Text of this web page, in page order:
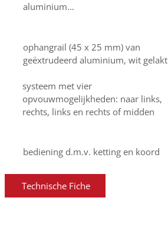
aluminium…
ophangrail (45 x 25 mm) van
geëxtrudeerd aluminium, wit gelakt
systeem met vier
opvouwmogelijkheden: naar links,
rechts, links en rechts of midden
bediening d.m.v. ketting en koord
Technische Fiche